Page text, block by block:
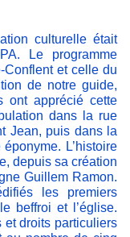
culturelle était
Le programme
et celle du
de notre guide,
ont apprécié cette
dans la rue
Jean, puis dans la
L’histoire
depuis sa création
Guillem Ramon.
les premiers
beffroi et l’église.
et droits particuliers